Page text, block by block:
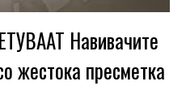
Навивачите
жестока пресметка